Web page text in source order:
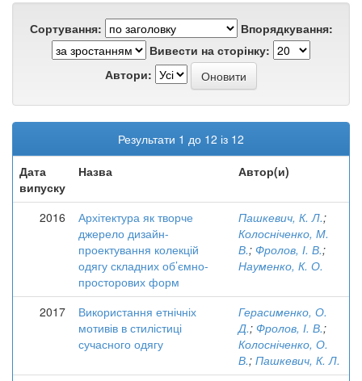
Сортування:
Впорядкування:
Вивести на сторінку:
Автори:
Результати 1 до 12 із 12
Дата
випуску
Назва Автор(и)
2016
Архітектура як творче
джерело дизайн-
проектування колекцій
одягу складних об’ємно-
просторових форм
Пашкевич, К. Л.;
Колосніченко, М.
В.; Фролов, І. В.;
Науменко, К. О.
2017
Використання етнічніх
мотивів в стилістиці
сучасного одягу
Герасименко, О.
Д.; Фролов, І. В.;
Колосніченко, О.
В.; Пашкевич, К. Л.